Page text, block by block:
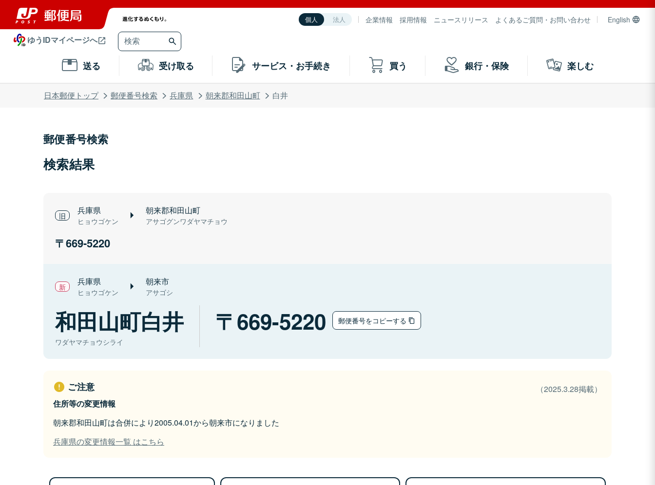
個人 法人 企業情報 採用情報 ニュースリリース よくあるご質問・お問い合わせ English
ゆうIDマイページへ
送る 受け取る サービス・お手続き 買う 銀行・保険 楽しむ
日本郵便トップ 郵便番号検索 兵庫県 朝来郡和田山町 白井
郵便番号検索
検索結果
兵庫県
ヒョウゴケン
朝来郡和田山町
アサゴグンワダヤマチョウ
669-5220
兵庫県
ヒョウゴケン
朝来市
アサゴシ
和田山町白井
ワダヤマチョウシライ
669-5220 郵便番号をコピーする
ご注意
（2025.3.28掲載）
住所等の変更情報
朝来郡和田山町は合併により2005.04.01から朝来市になりました
兵庫県の変更情報一覧 はこちら